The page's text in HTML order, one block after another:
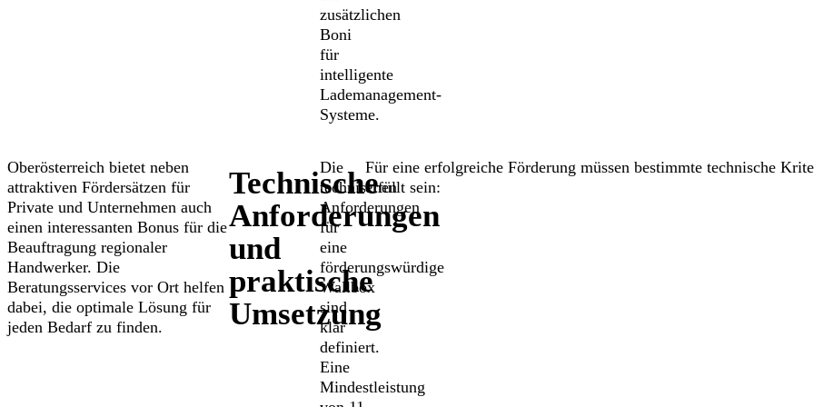
zusätzlichen
Boni
für
intelligente
Lademanagement-
Systeme.
Oberösterreich bietet neben
attraktiven Fördersätzen für
Private und Unternehmen auch
einen interessanten Bonus für die
Beauftragung regionaler
Handwerker. Die
Beratungsservices vor Ort helfen
dabei, die optimale Lösung für
jeden Bedarf zu finden.
Technische
Anforderungen
und
praktische
Umsetzung
Die
technischen
Anforderungen
für
eine
förderungswürdige
Wallbox
sind
klar
definiert.
Eine
Mindestleistung
Für eine erfolgreiche Förderung müssen bestimmte technische
erfüllt sein: